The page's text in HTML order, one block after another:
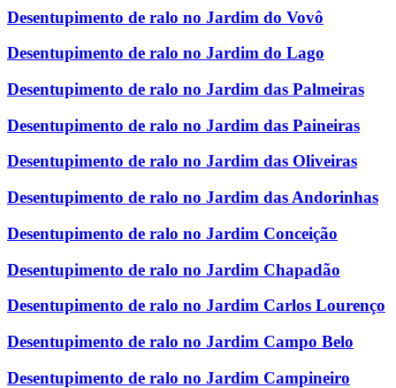
Desentupimento de ralo no Jardim do Vovô
Desentupimento de ralo no Jardim do Lago
Desentupimento de ralo no Jardim das Palmeiras
Desentupimento de ralo no Jardim das Paineiras
Desentupimento de ralo no Jardim das Oliveiras
Desentupimento de ralo no Jardim das Andorinhas
Desentupimento de ralo no Jardim Conceição
Desentupimento de ralo no Jardim Chapadão
Desentupimento de ralo no Jardim Carlos Lourenço
Desentupimento de ralo no Jardim Campo Belo
Desentupimento de ralo no Jardim Campineiro